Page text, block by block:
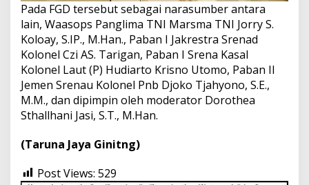
Pada FGD tersebut sebagai narasumber antara
lain, Waasops Panglima TNI Marsma TNI Jorry S.
Koloay, S.IP., M.Han., Paban I Jakrestra Srenad
Kolonel Czi AS. Tarigan, Paban I Srena Kasal
Kolonel Laut (P) Hudiarto Krisno Utomo, Paban II
Jemen Srenau Kolonel Pnb Djoko Tjahyono, S.E.,
M.M., dan dipimpin oleh moderator Dorothea
Sthallhani Jasi, S.T., M.Han.
(Taruna Jaya Ginitng)
Post Views: 529